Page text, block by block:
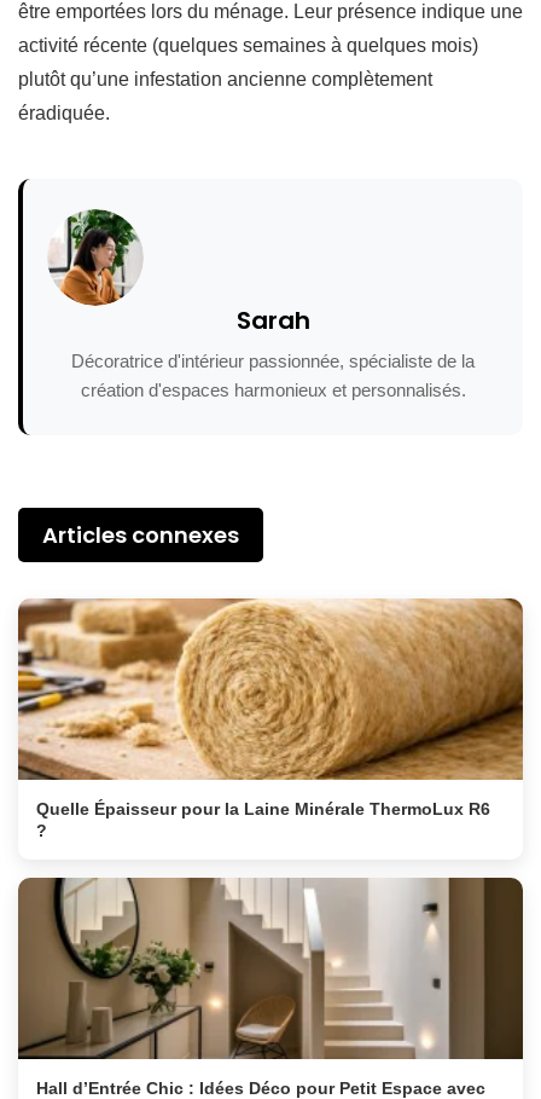
être emportées lors du ménage. Leur présence indique une
activité récente (quelques semaines à quelques mois)
plutôt qu’une infestation ancienne complètement
éradiquée.
Sarah
Décoratrice d'intérieur passionnée, spécialiste de la
création d'espaces harmonieux et personnalisés.
Articles connexes
Quelle Épaisseur pour la Laine Minérale ThermoLux R6
?
Hall d’Entrée Chic : Idées Déco pour Petit Espace avec